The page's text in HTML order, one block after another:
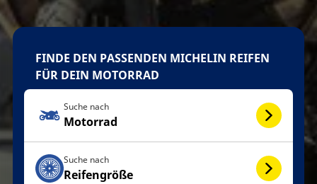
FINDE DEN PASSENDEN MICHELIN REIFEN
FÜR DEIN MOTORRAD
Suche nach
Motorrad
Suche nach
Reifengröße